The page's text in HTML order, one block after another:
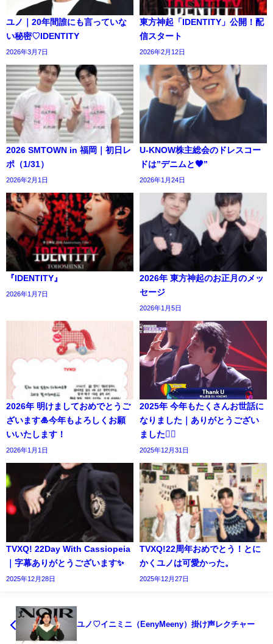
ユノ｜20年間誰にも言っていな
い秘密♡IDENTITY
2026年3月7日
東方神起「IDENTITY」公開！配
信スタート
2026年2月12日
2026 SMTOWN in 福岡｜初日レ
ポ（1/31）
2026年2月1日
U-KNOW株主総会のドレスコー
ドは”デニムと🖤”
2026年1月24日
『IDENTITY』
2026年1月7日
2026年 東方神起のお正月のメッ
セージ
2026年1月5日
2026年 明けましておめでとうご
ざいます🎍今年もよろしくお願
いいたします！
2026年1月1日
2025年 今年もたくさんお世話に
なりました｜ありがとうござい
ました🙇‍♀️
2025年12月31日
TVXQ! 22Day With Cassiopeia
｜字幕ありがとうございます✨️
2025年12月28日
TVXQ!22周年おめでとう！とに
かくユノは可愛かった。
2025年12月27日
ユノ♡イニミニ（EenyMeeny）掛け声レクチャー